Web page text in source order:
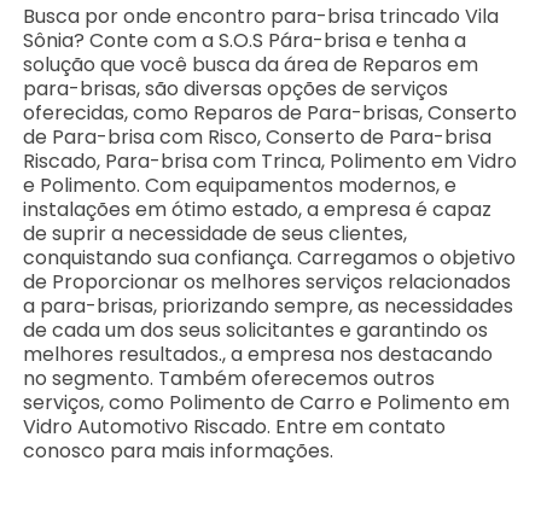
Busca por onde encontro para-brisa trincado Vila
Sônia? Conte com a S.O.S Pára-brisa e tenha a
solução que você busca da área de Reparos em
para-brisas, são diversas opções de serviços
oferecidas, como Reparos de Para-brisas, Conserto
de Para-brisa com Risco, Conserto de Para-brisa
Riscado, Para-brisa com Trinca, Polimento em Vidro
e Polimento. Com equipamentos modernos, e
instalações em ótimo estado, a empresa é capaz
de suprir a necessidade de seus clientes,
conquistando sua confiança. Carregamos o objetivo
de Proporcionar os melhores serviços relacionados
a para-brisas, priorizando sempre, as necessidades
de cada um dos seus solicitantes e garantindo os
melhores resultados., a empresa nos destacando
no segmento. Também oferecemos outros
serviços, como Polimento de Carro e Polimento em
Vidro Automotivo Riscado. Entre em contato
conosco para mais informações.